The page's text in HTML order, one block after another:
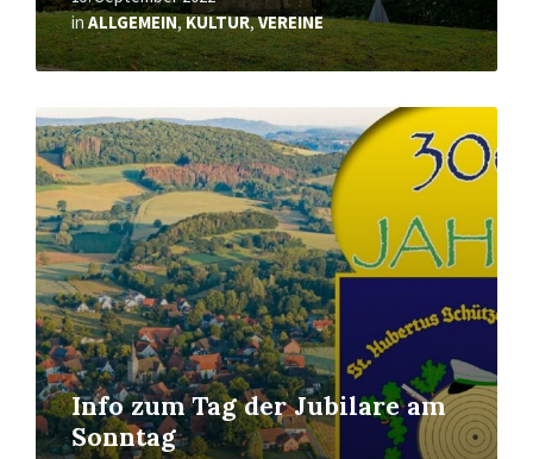
inALLGEMEIN, KULTUR,VEREINE
Info zum Tag der Jubilare am
Sonntag
Mehr
erfahren